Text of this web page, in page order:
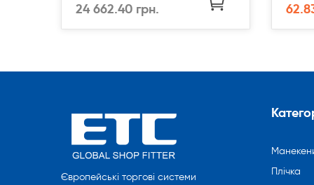
24 662.40 грн.
Європейські торгові системи
Плічка